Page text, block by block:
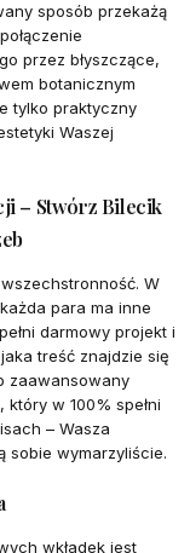
sposób przekażą
przez błyszczące,
botanicznym
tylko praktyczny
Waszej
– Stwórz Bilecik
W
para ma inne
darmowy projekt i
treść znajdzie się
zaawansowany
w 100% spełni
– Wasza
sobie wymarzyliście.
wkładek jest